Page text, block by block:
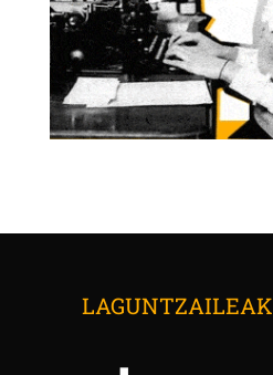
LAGUNTZAILEAK